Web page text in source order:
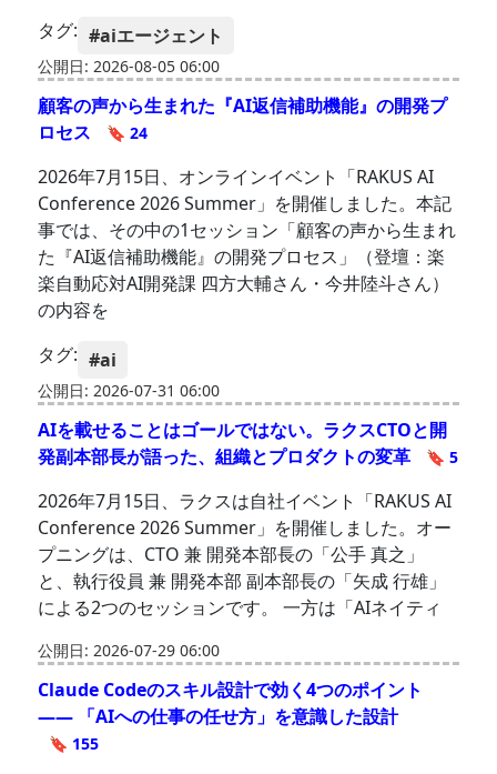
タグ: #aiエージェント
公開日: 2026-08-05 06:00
顧客の声から生まれた『AI返信補助機能』の開発プ
ロセス
🔖 24
2026年7月15日、オンラインイベント「RAKUS AI
Conference 2026 Summer」を開催しました。本記
事では、その中の1セッション「顧客の声から生まれ
た『AI返信補助機能』の開発プロセス」（登壇：楽
楽自動応対AI開発課 四方大輔さん・今井陸斗さん）
の内容を
タグ: #ai
公開日: 2026-07-31 06:00
AIを載せることはゴールではない。ラクスCTOと開
発副本部長が語った、組織とプロダクトの変革
🔖 5
2026年7月15日、ラクスは自社イベント「RAKUS AI
Conference 2026 Summer」を開催しました。オー
プニングは、CTO 兼 開発本部長の「公手 真之」
と、執行役員 兼 開発本部 副本部長の「矢成 行雄」
による2つのセッションです。 一方は「AIネイティ
公開日: 2026-07-29 06:00
Claude Codeのスキル設計で効く4つのポイント
—— 「AIへの仕事の任せ方」を意識した設計
🔖 155